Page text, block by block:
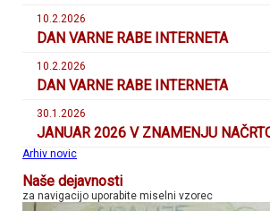
10.2.2026
DAN VARNE RABE INTERNETA
10.2.2026
DAN VARNE RABE INTERNETA
30.1.2026
JANUAR 2026 V ZNAMENJU
Arhiv novic
Naše dejavnosti
za navigacijo uporabite miselni vzorec